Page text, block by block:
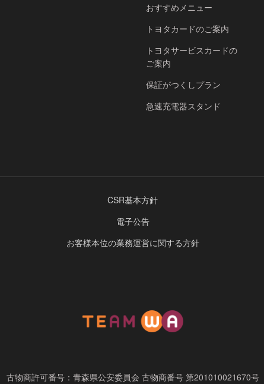
おすすめメニュー
トヨタカードのご案内
トヨタサービスカードの
ご案内
保証がつくしプラン
急速充電器スタンド
CSR基本方針
電子公告
お客様本位の業務運営に関する方針
古物商許可番号：青森県公安委員会 古物商番号 第201010021670号